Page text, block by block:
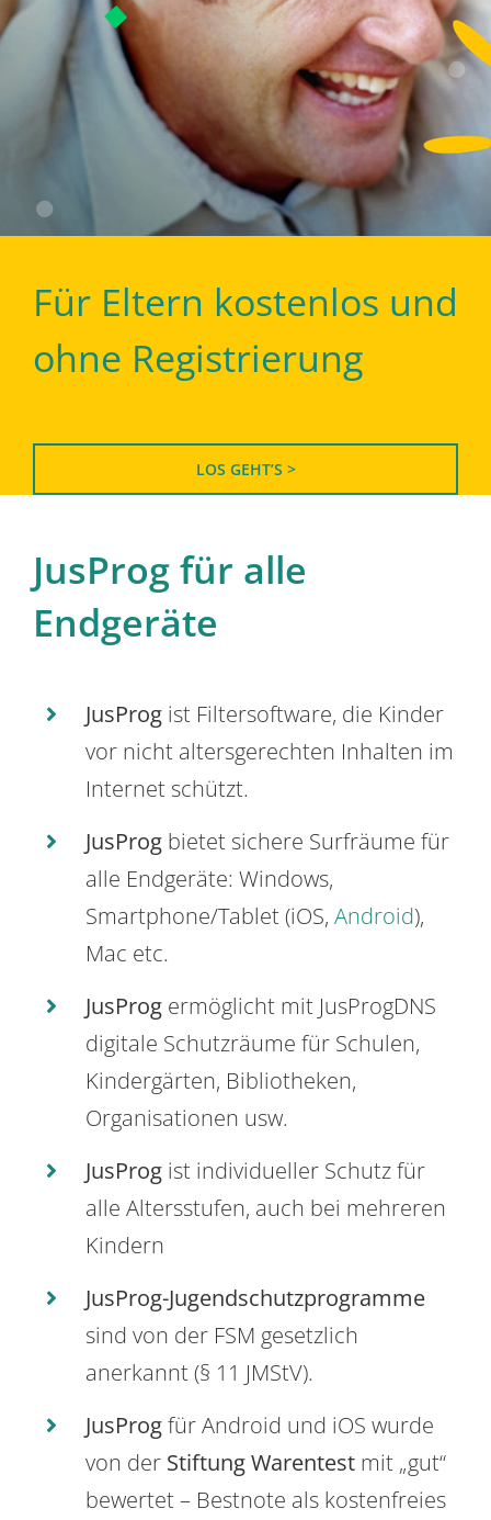
Für Eltern kostenlos und
ohne Registrierung
LOS GEHT’S >
JusProg für alle
Endgeräte
JusProg ist Filtersoftware, die Kinder
vor nicht altersgerechten Inhalten im
Internet schützt.
JusProg bietet sichere Surfräume für
alle Endgeräte: Windows,
Smartphone/Tablet (iOS, Android),
Mac etc.
JusProg ermöglicht mit JusProgDNS
digitale Schutzräume für Schulen,
Kindergärten, Bibliotheken,
Organisationen usw.
JusProg ist individueller Schutz für
alle Altersstufen, auch bei mehreren
Kindern
JusProg-Jugendschutzprogramme
sind von der FSM gesetzlich
anerkannt (§ 11 JMStV).
JusProgfür Android und iOS wurde
von der Stiftung Warentest mit „gut“
bewertet – Bestnote als kostenfreies